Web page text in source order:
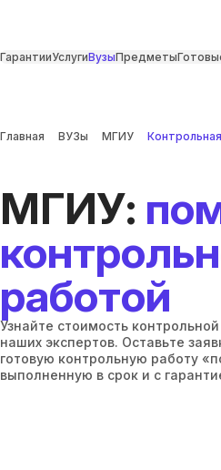
ГарантииУслугиВузыПредметы
Главная ВУЗы МГИУ
МГИУ:
работой
Узнайте стоимость
наших экспертов. Оставьте
готовую контрольную работу
выполненную в срок и с